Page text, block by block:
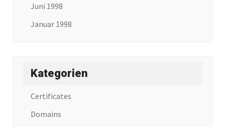
Juni 1998
Januar 1998
Kategorien
Certificates
Domains